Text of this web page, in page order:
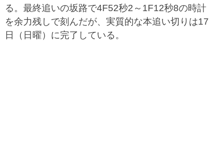
る。最終追いの坂路で4F52秒2～1F12秒8の時計
を余力残しで刻んだが、実質的な本追い切りは17
日（日曜）に完了している。